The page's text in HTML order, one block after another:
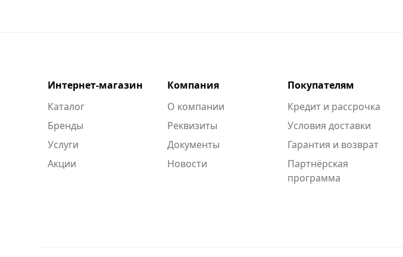
Интернет-магазин
Каталог
Бренды
Услуги
Акции
Компания
О компании
Реквизиты
Документы
Новости
Покупателям
Кредит и рассрочка
Условия доставки
Гарантия и возврат
Партнёрская
программа